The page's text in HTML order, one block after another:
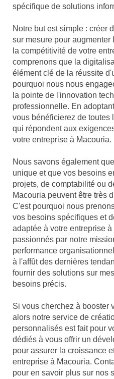
spécifique de solutions
Notre but est simple : créer
sur mesure pour
la compétitivité de votre
comprenons que la
élément clé de la réussite
pourquoi nous nous
la pointe de l'innovation
professionnelle. En
vous bénéficierez de toutes
qui répondent aux
votre entreprise à Macouria.
Nous savons également
unique et que vos besoins
projets, de comptabilité ou
Macouria peuvent être très
C'est pourquoi nous
vos besoins spécifiques et
adaptée à votre entreprise
passionnés par notre
performance
à l'affût des dernières
fournir des solutions sur
besoins précis.
Si vous cherchez à booster
alors notre service de
personnalisés est fait pour
dédiés à vous offrir un
pour assurer la croissance
entreprise à Macouria.
pour en savoir plus sur nos